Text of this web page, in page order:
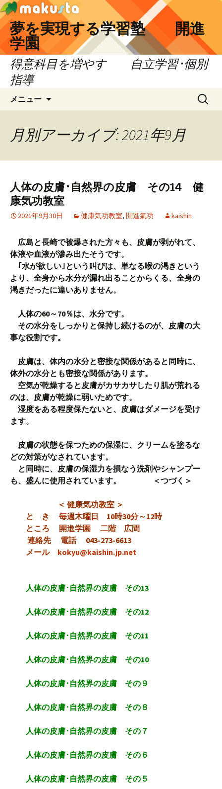
夢を実現する学習塾 開進
学園
得意科目を増やす 自立学習･個別
指導
メニュー
ン
検
月別アーカイブ: 2021年9月
人体の皮膚･自然界の皮膚 その14 健
康気功教室
2021年9月30日 健康気功教室, 開進氣功 kaishin
広島と長崎で被爆された方々も、皮膚が剥がれて、
体液や血液が滲み出たそうです。
｢水が欲しい｣という叫びは、単なる喉の渇きという
より、全身から水分が漏れ出ることからくる、全身の
渇きだったに違いありません。
人体の60～70％は、水分です。
その水分をしっかりと保持し続けるのが、皮膚の大
事な役割です。
皮膚は、体内の水分と密接な関係があると同時に、
体外の水分とも密接な関係があります。
空気が乾燥すると皮膚がカサカサしたり肌が荒れる
のは、皮膚が乾燥に弱いためです。
湿度をある程度保たないと、皮膚はダメージを受け
ます。
皮膚の状態を保つための保湿に、クリームを塗るな
どの対策がなされています。
と同時に、皮膚の保湿力を損なう洗剤やシャンプー
も、盛んに使用されています。 ＜つづく＞
＜ 健康気功教室 ＞
と き 毎週木曜日 10時30分～12時
ところ 開進学園 二階 広間
連絡先 電話 043-273-6613
メール kokyu@kaishin.jp.net
人体の皮膚･自然界の皮膚 その13
人体の皮膚･自然界の皮膚 その12
人体の皮膚･自然界の皮膚 その11
人体の皮膚･自然界の皮膚 その10
人体の皮膚･自然界の皮膚 その９
人体の皮膚･自然界の皮膚 その８
人体の皮膚･自然界の皮膚 その７
人体の皮膚･自然界の皮膚 その６
人体の皮膚･自然界の皮膚 その５